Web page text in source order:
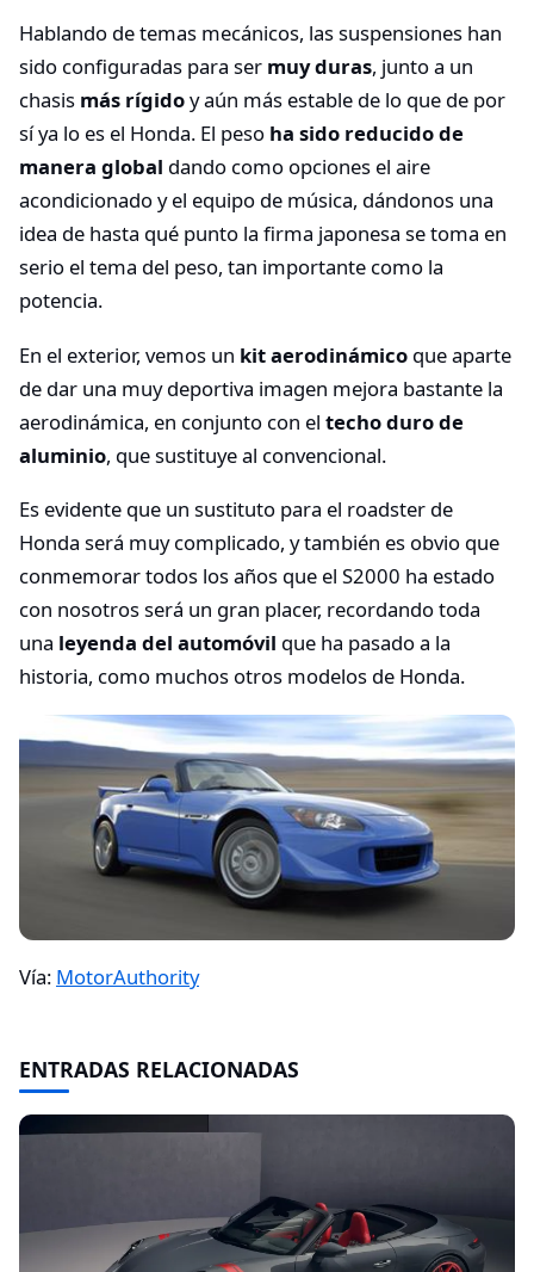
Hablando de temas mecánicos, las suspensiones han
sido configuradas para ser muy duras, junto a un
chasis más rígidoy aún más estable de lo que de por
sí ya lo es el Honda. El peso ha sido reducido de
manera global dando como opciones el aire
acondicionado y el equipo de música, dándonos una
idea de hasta qué punto la firma japonesa se toma en
serio el tema del peso, tan importante como la
potencia.
En el exterior, vemos un kit aerodinámico que aparte
de dar una muy deportiva imagen mejora bastante la
aerodinámica, en conjunto con el techo duro de
aluminio, que sustituye al convencional.
Es evidente que un sustituto para el roadster de
Honda será muy complicado, y también es obvio que
conmemorar todos los años que el S2000 ha estado
con nosotros será un gran placer, recordando toda
una leyenda del automóvil que ha pasado a la
historia, como muchos otros modelos de Honda.
Vía: MotorAuthority
ENTRADAS RELACIONADAS